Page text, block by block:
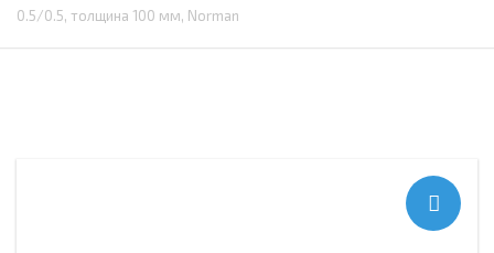
0.5/0.5, толщина 100 мм, Norman